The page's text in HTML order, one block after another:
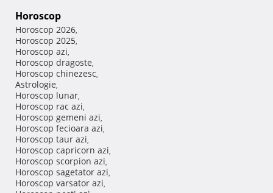
Horoscop
Horoscop 2026,
Horoscop 2025,
Horoscop azi,
Horoscop dragoste,
Horoscop chinezesc,
Astrologie,
Horoscop lunar,
Horoscop rac azi,
Horoscop gemeni azi,
Horoscop fecioara azi,
Horoscop taur azi,
Horoscop capricorn azi,
Horoscop scorpion azi,
Horoscop sagetator azi,
Horoscop varsator azi,